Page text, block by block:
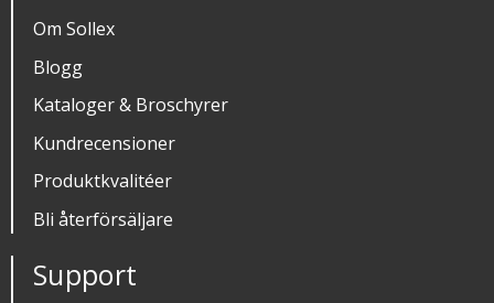
Om Sollex
Blogg
Kataloger & Broschyrer
Kundrecensioner
Produktkvalitéer
Bli återförsäljare
Support